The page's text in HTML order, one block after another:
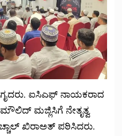
ಐಸಿಎಫ್ ನಾಯಕರಾದ
ಮಜ್ಲಿಸಿಗೆ ನೇತೃತ್ವ
ಖಿರಾಅತ್ ಪಠಿಸಿದರು.